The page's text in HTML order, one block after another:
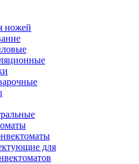
ножей
для